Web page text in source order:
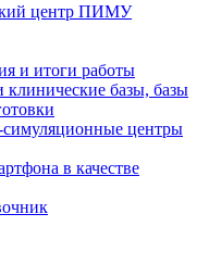
центр ПИМУ
и итоги работы
клинические базы, базы
центры
в качестве